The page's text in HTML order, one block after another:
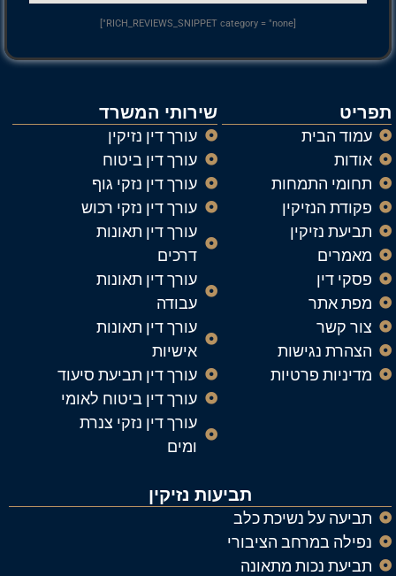
תפריט
עמוד הבית
אודות
תחומי התמחות
פקודת הנזיקין
תביעת נזיקין
מאמרים
פסקי דין
מפת אתר
צור קשר
הצהרת נגישות
מדיניות פרטיות
שירותי המשרד
עורך דין נזיקין
עורך דין ביטוח
עורך דין נזקי גוף
עורך דין נזקי רכוש
עורך דין תאונות
דרכים
עורך דין תאונות
עבודה
עורך דין תאונות
אישיות
עורך דין תביעת סיעוד
עורך דין ביטוח לאומי
עורך דין נזקי צנרת
ומים
תביעות נזיקין
תביעה על נשיכת כלב
נפילה במרחב הציבורי
תביעת נכות מתאונה